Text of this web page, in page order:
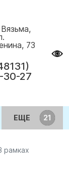
Вязьма,
73
30-27
ЕЩЕ
рамках